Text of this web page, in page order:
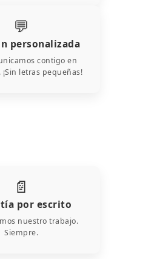
💬
personalizada
contigo en
¡Sin letras pequeñas!
📄
por escrito
nuestro trabajo.
Siempre.